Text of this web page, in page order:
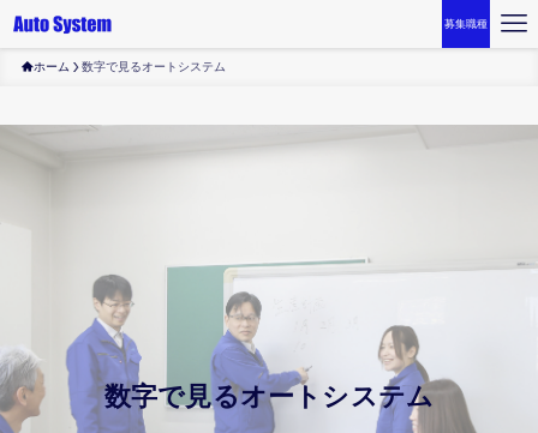
募集職種
ホーム 数字で見るオートシステム
数字で見るオートシステム